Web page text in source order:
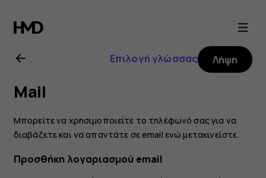
Οδηγίες
χρήσης
Nokia
4.2
Επιλογή γλώσσας Λήψη
Mail
Μπορείτε να χρησιμοποιείτε το τηλέφωνό σας για να
διαβάζετε και να απαντάτε σε email ενώ μετακινείστε.
Προσθήκη λογαριασμού email